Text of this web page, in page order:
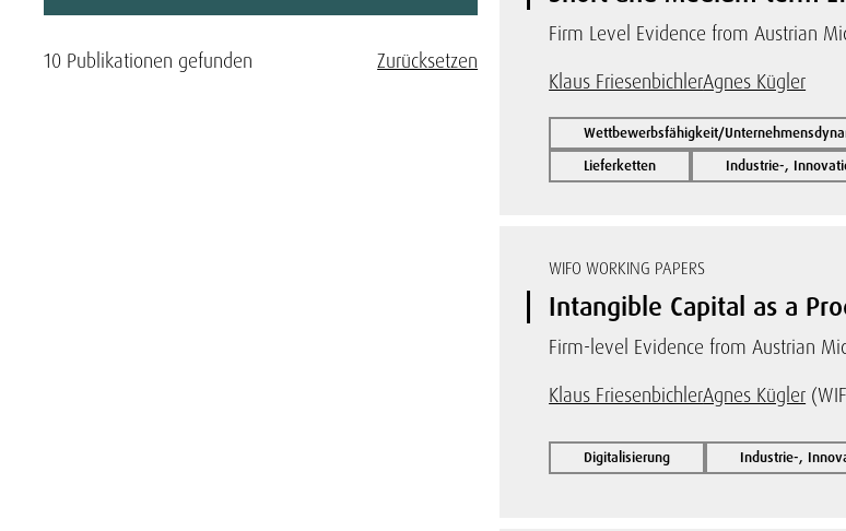
10 Publikationen gefunden Zurücksetzen
Firm Level Evidence from Austrian
Klaus FriesenbichlerAgnes Kügler
Wettbewerbsfähigkeit/
Lieferketten
Industrie-,
WIFO WORKING PAPERS
Intangible Capital as a
Firm-level Evidence from Austrian
Klaus FriesenbichlerAgnes Kügler
Digitalisierung Industrie-,